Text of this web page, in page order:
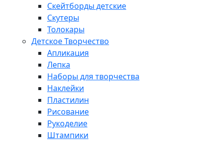
Скейтборды детские
Скутеры
Толокары
Детское Творчество
Апликация
Лепка
Наборы для творчества
Наклейки
Пластилин
Рисование
Рукоделие
Штампики